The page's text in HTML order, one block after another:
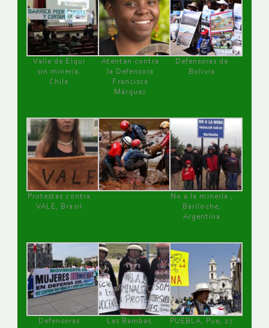
Valle de Elqui
sin minería.
Chile
Atentan contra
la Defensora
Francisca
Márquez
Defensoras de
Bolivia
Protestas contra
VALE, Brasil
No a la minería ,
Bariloche,
Argentina
Defensoras
Las Bambas,
PUEBLA, Pue, 27